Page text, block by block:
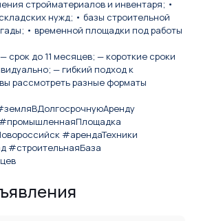
стройматериалов и инвентаря; •
нужд; • базы строительной
• временной площадки под работы
срок до 11 месяцев; — короткие сроки
— гибкий подход к
рассмотреть разные форматы
#арендаТехники
#строительнаяБаза